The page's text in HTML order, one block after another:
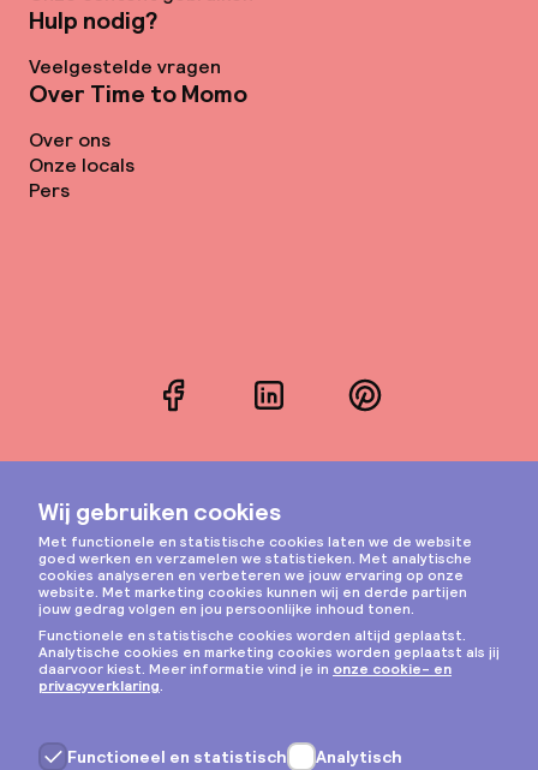
Hulp nodig?
Veelgestelde vragen
Over Time to Momo
Over ons
Onze locals
Pers
FacebookLinkedInPinterest
Instagram
Privacy & cookies
Algemene voorwaarden